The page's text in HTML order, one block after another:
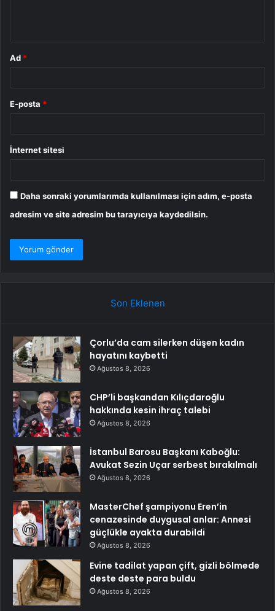
Ad *
E-posta *
İnternet sitesi
Daha sonraki yorumlarımda kullanılması için adım, e-posta
adresim ve site adresim bu tarayıcıya kaydedilsin.
Son Eklenen
Çorlu’da cam silerken düşen kadın
hayatını kaybetti
Ağustos 8, 2026
CHP’li başkandan Kılıçdaroğlu
hakkında kesin ihraç talebi
Ağustos 8, 2026
İstanbul Barosu Başkanı Kaboğlu:
Avukat Sezin Uçar serbest bırakılmalı
Ağustos 8, 2026
MasterChef şampiyonu Eren’in
cenazesinde duygusal anlar: Annesi
güçlükle ayakta durabildi
Ağustos 8, 2026
Evine tadilat yapan çift, gizli bölmede
deste deste para buldu
Ağustos 8, 2026